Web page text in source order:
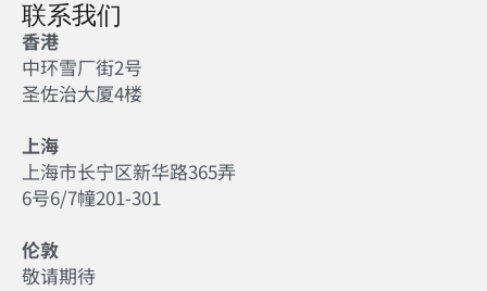
联系我们
香港
中环雪厂街2号
圣佐治大厦4楼
上海
上海市长宁区新华路365弄
6号6/7幢201-301
伦敦
敬请期待